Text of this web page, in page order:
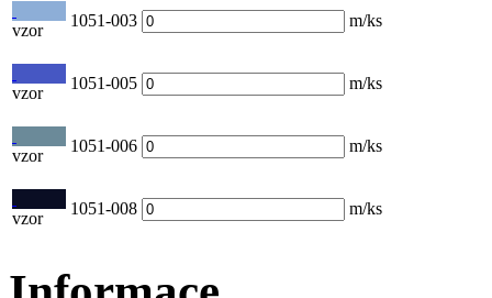
vzor
1051-003 m/ks
vzor
1051-005 m/ks
vzor
1051-006 m/ks
vzor
1051-008 m/ks